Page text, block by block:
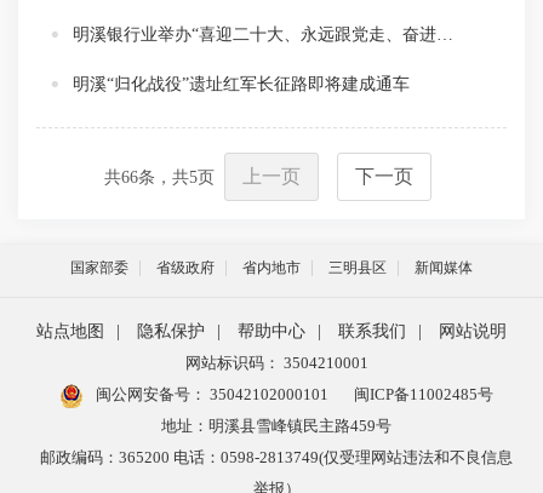
明溪“归化战役”遗址红军长征路即将建成通车
共66条，共5页 上一页 下一页
国家部委 省级政府 省内地市 三明县区 新闻媒体
站点地图 | 隐私保护 | 帮助中心 | 联系我们 |
网站说明
网站标识码： 3504210001
闽公网安备号： 35042102000101
闽ICP备11002485号
地址：明溪县雪峰镇民主路459号
邮政编码：365200 电话：0598-2813749(仅受理网站违法和不良信息
举报）